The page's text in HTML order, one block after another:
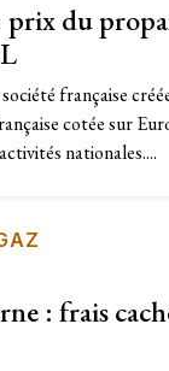
du
française
cotée sur
nationales....
: frais